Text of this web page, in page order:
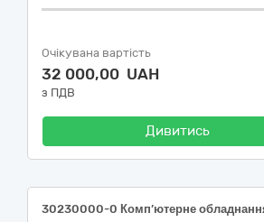
Очікувана вартість
32 000,00 UAH
з ПДВ
Дивитись